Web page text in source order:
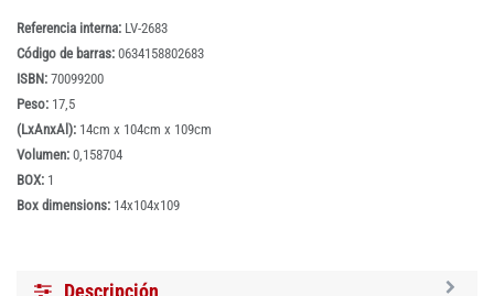
Referencia interna: LV-2683
Código de barras: 0634158802683
ISBN: 70099200
Peso: 17,5
(LxAnxAl): 14cm x 104cm x 109cm
Volumen: 0,158704
BOX: 1
Box dimensions: 14x104x109
Descripción